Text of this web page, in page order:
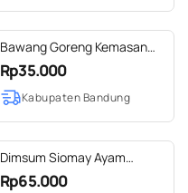
Bawang Goreng Kemasan
Pouch
Rp35.000
Kabupaten Bandung
Dimsum Siomay Ayam
Frozen Kemasan Besar
Rp65.000